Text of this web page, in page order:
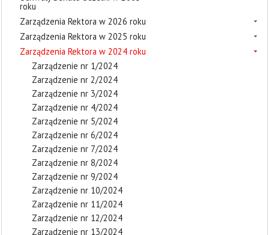
roku
Zarządzenia Rektora w 2026 roku
Zarządzenia Rektora w 2025 roku
Zarządzenia Rektora w 2024 roku
Zarządzenie nr 1/2024
Zarządzenie nr 2/2024
Zarządzenie nr 3/2024
Zarządzenie nr 4/2024
Zarządzenie nr 5/2024
Zarządzenie nr 6/2024
Zarządzenie nr 7/2024
Zarządzenie nr 8/2024
Zarządzenie nr 9/2024
Zarządzenie nr 10/2024
Zarządzenie nr 11/2024
Zarządzenie nr 12/2024
Zarządzenie nr 13/2024